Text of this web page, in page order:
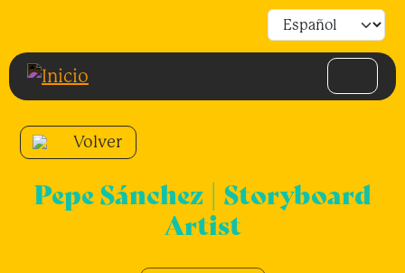
Volver
Pepe Sánchez | Storyboard
Artist